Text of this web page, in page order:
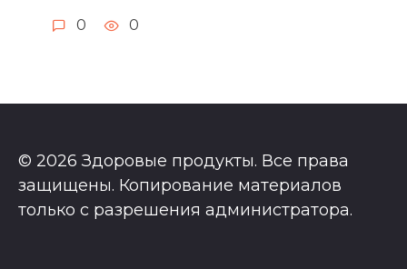
0 0
© 2026 Здоровые продукты. Все права
защищены. Копирование материалов
только с разрешения администратора.